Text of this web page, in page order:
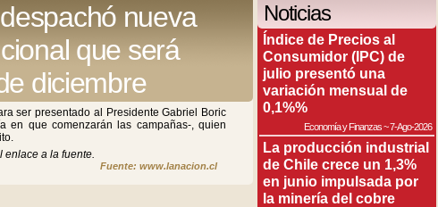
nueva
que será
diciembre
ser presentado al Presidente Gabriel Boric
en que comenzarán las campañas-, quien
enlace a la fuente.
Fuente: www.lanacion.cl
Noticias
Índice de Precios al
Consumidor (IPC) de
julio presentó una
variación mensual de
0,1%%
Economía y Finanzas~7-Ago-2026
La producción industrial
de Chile crece un 1,3%
en junio impulsada por
la minería del cobre